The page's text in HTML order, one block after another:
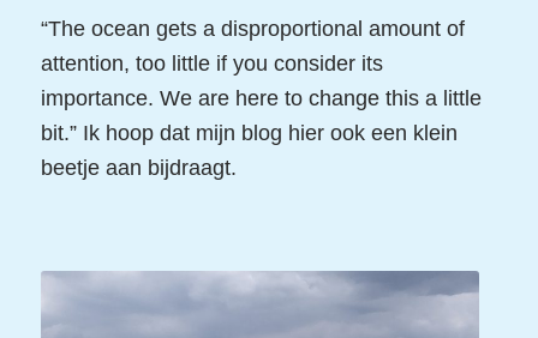
“The ocean gets a disproportional amount of
attention, too little if you consider its
importance. We are here to change this a little
bit.” Ik hoop dat mijn blog hier ook een klein
beetje aan bijdraagt.